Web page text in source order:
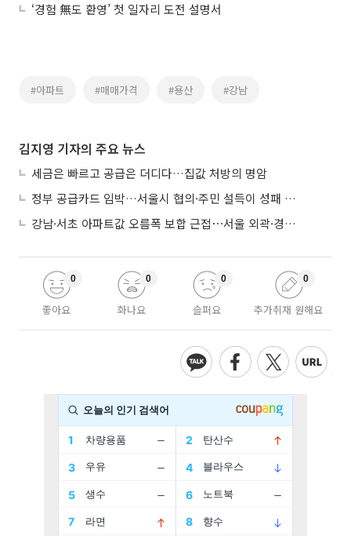
‘경험 無도 환영’ 첫 일자리 도전 설명서
#아파트 #매매가격 #용산 #강남
김지영 기자의 주요 뉴스
세금은 빠르고 공급은 더디다…집값 처방의 명암
정부 공급카드 임박…서울시 협의·주민 설득이 성패 가른다
강남·서초 아파트값 오름폭 보합 근접⋯서울 외곽·경기 남부 중심 매수세
좋아요
0
화나요
0
슬퍼요
0
추가취재 원해요
0